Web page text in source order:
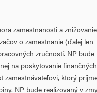
zamestnanosti a znižovanie
o zamestnanie (ďalej len
zručností. NP bude
na poskytovanie finančných
zamestnávateľovi, ktorý
NP bude realizovaný v